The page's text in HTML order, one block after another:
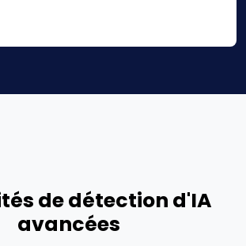
de détection d'IA
avancées